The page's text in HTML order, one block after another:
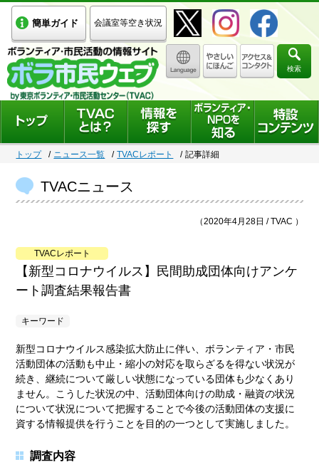
簡単ガイド 会議室等空き状況
検索
トップ ニュース一覧 TVACレポート 記事詳細
TVACニュース
（2020年4月28日 / TVAC ）
TVACレポート
【新型コロナウイルス】民間助成団体向けアンケ
ート調査結果報告書
キーワード
新型コロナウイルス感染拡大防止に伴い、ボランティア・市民
活動団体の活動も中止・縮小の対応を取らざるを得ない状況が
続き、継続について厳しい状態になっている団体も少なくあり
ません。こうした状況の中、活動団体向けの助成・融資の状況
について状況について把握することで今後の活動団体の支援に
資する情報提供を行うことを目的の一つとして実施しました。
調査内容